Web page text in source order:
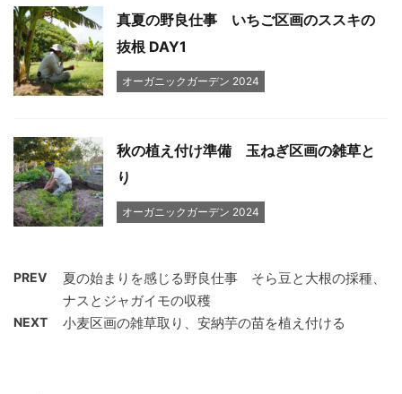
真夏の野良仕事 いちご区画のススキの
抜根 DAY1
オーガニックガーデン 2024
秋の植え付け準備 玉ねぎ区画の雑草と
り
オーガニックガーデン 2024
PREV
夏の始まりを感じる野良仕事 そら豆と大根の採種、
ナスとジャガイモの収穫
NEXT 小麦区画の雑草取り、安納芋の苗を植え付ける